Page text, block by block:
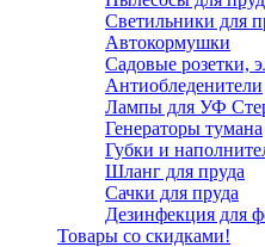
Светильники для
Автокормушки
Садовые розетки,
Антиобледенители
Лампы для УФ
Генераторы тумана
Губки и
Шланг для пруда
Сачки для пруда
Дезинфекция для
Товары со скидками!